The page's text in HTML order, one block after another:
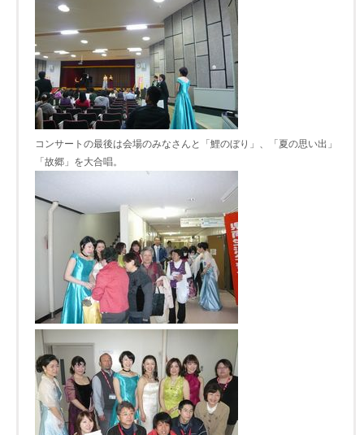
コンサートの最後は会場のみなさんと「鯉のぼり」、「夏の思い出」
「故郷」を大合唱。